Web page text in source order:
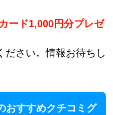
ード1,000円分プレゼ
ださい。情報お待ちし
おすすめクチコミグ